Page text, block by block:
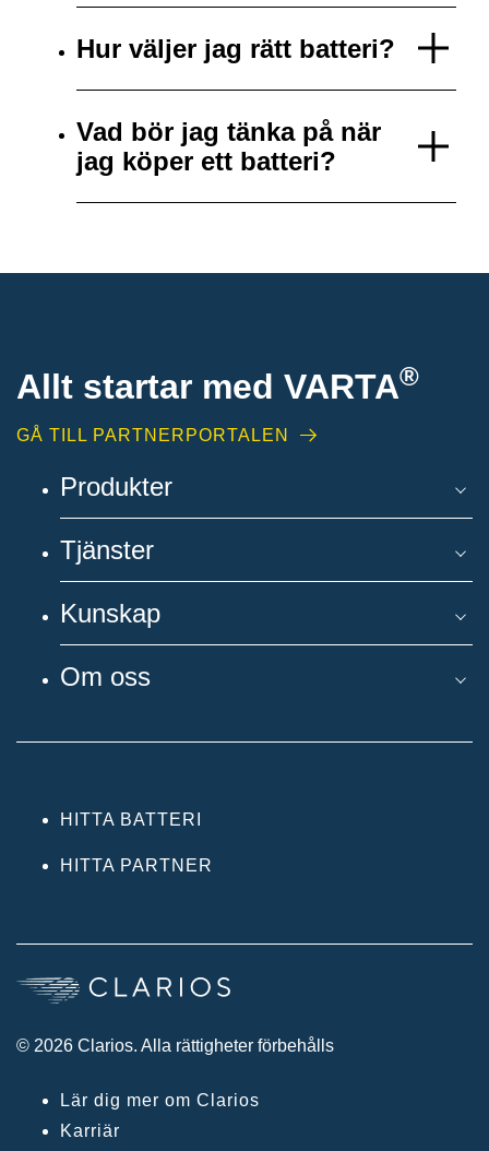
Hur väljer jag rätt batteri?
Vad bör jag tänka på när
jag köper ett batteri?
Allt startar med VARTA®
GÅ TILL PARTNERPORTALEN
Produkter
Tjänster
Kunskap
Om oss
HITTA BATTERI
HITTA PARTNER
© 2026 Clarios. Alla rättigheter förbehålls
Lär dig mer om Clarios
Karriär